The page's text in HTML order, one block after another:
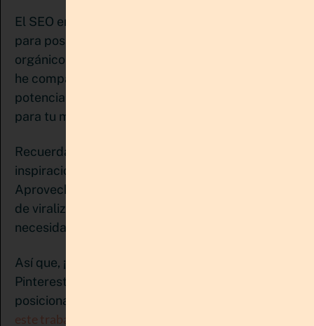
El SEO en Pinterest es una estrategia esencial
para posicionar tu marca y aumentar el tráfico
orgánico a tu sitio web. Al seguir los pasos que te
he compartido en este post, tendrás todo el
potencial de esta plataforma visual trabajando
para tu marca.
Recuerda que Pinterest no solo es una fuente de
inspiración, sino también un motor de búsqueda.
Aprovecha su algoritmo amigable y su capacidad
de viralización para llevar visitas a tu web sin
necesidad de un gran presupuesto.
Así que, ¡manos a la obra! Optimiza tu cuenta de
Pinterest y observa cómo mejora tu
posicionamiento en línea. Y si quieres
este trabajo, ponlo en manos profesionales